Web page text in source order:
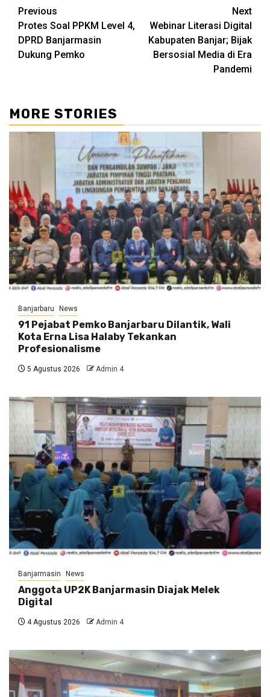
Continue
Reading
Previous
Protes Soal PPKM Level 4,
DPRD Banjarmasin
Dukung Pemko
Next
Webinar Literasi Digital
Kabupaten Banjar; Bijak
Bersosial Media di Era
Pandemi
MORE STORIES
Banjarbaru News
91 Pejabat Pemko Banjarbaru Dilantik, Wali
Kota Erna Lisa Halaby Tekankan
Profesionalisme
5 Agustus 2026 Admin 4
Banjarmasin News
Anggota UP2K Banjarmasin Diajak Melek
Digital
4 Agustus 2026 Admin 4